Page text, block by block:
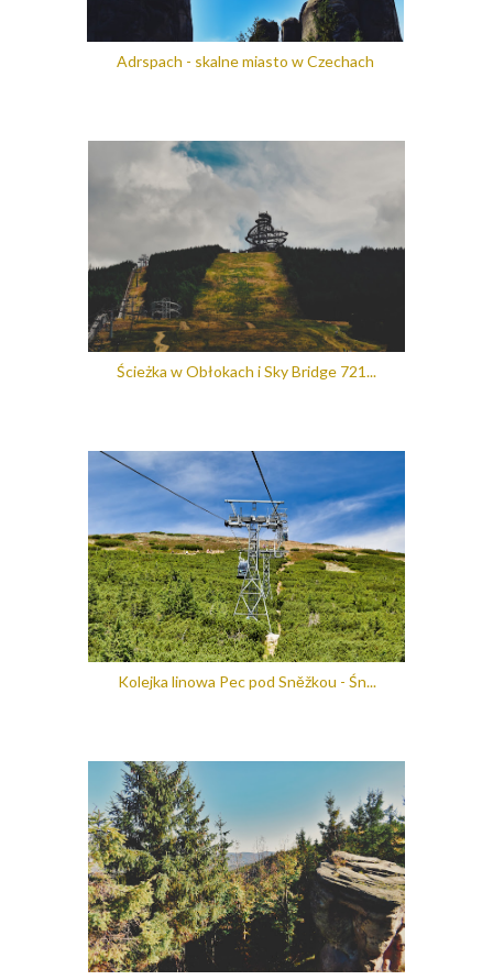
Adrspach - skalne miasto w Czechach
Ścieżka w Obłokach i Sky Bridge 721...
Kolejka linowa Pec pod Sněžkou - Śn...